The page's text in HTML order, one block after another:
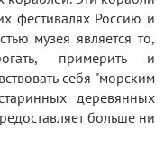
фестивалях Россию и
музея является то,
примерить и
себя "морским
деревянных
больше ни